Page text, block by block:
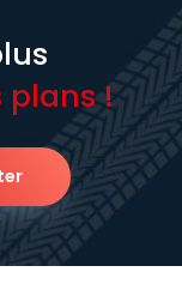
plans !